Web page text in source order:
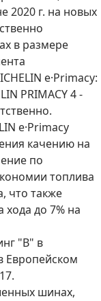
2020 г. на новых
в размере
e·Primacy:
PRIMACY 4 -
e·Primacy
качению на
по
топлива
что также
хода до 7% на
"B" в
Европейском
шинах,